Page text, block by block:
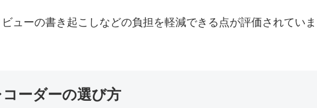
ューの書き起こしなどの負担を軽減できる点が評価されていま
ーダーの選び方